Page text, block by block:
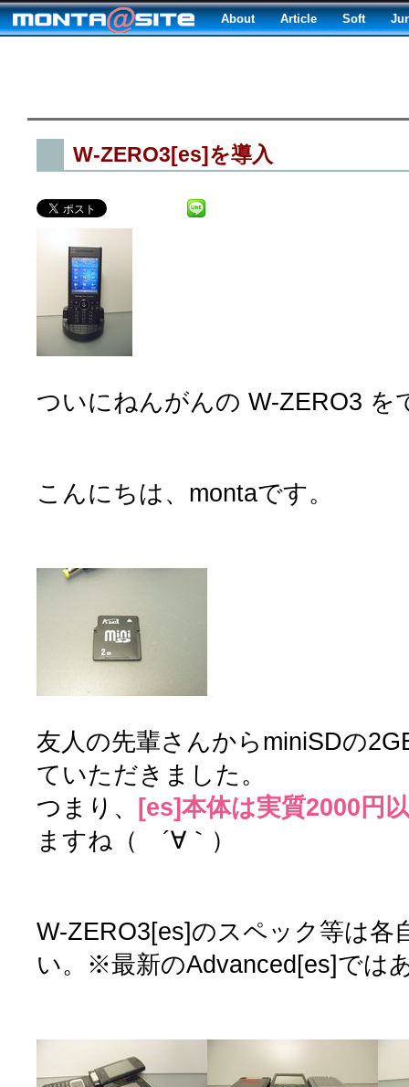
About Article Soft
W-ZERO3[es]を導入
ついにねんがんの W-ZERO3 を
こんにちは、montaです。
友人の先輩さんからminiSDの
ていただきました。
つまり、 [es]本体は実質2000円
ますね（ ´∀｀）
W-ZERO3[es]のスペック等は各
い。※最新のAdvanced[es]では